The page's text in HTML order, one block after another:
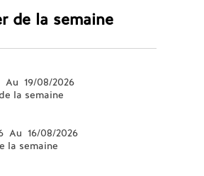
de la semaine
Au 19/08/2026
la semaine
Au 16/08/2026
la semaine